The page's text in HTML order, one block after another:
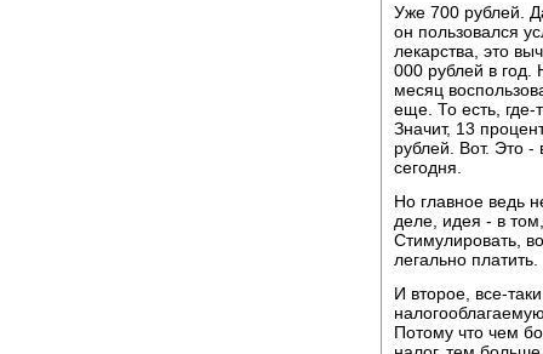
Уже 700 рублей.
он пользовался
лекарства, это
000 рублей в год.
месяц
еще. То есть,
Значит, 13
рублей. Вот. Это
сегодня.
Но главное ведь
деле, идея - в
Стимулировать,
легально
И второе, все-
Потому что чем